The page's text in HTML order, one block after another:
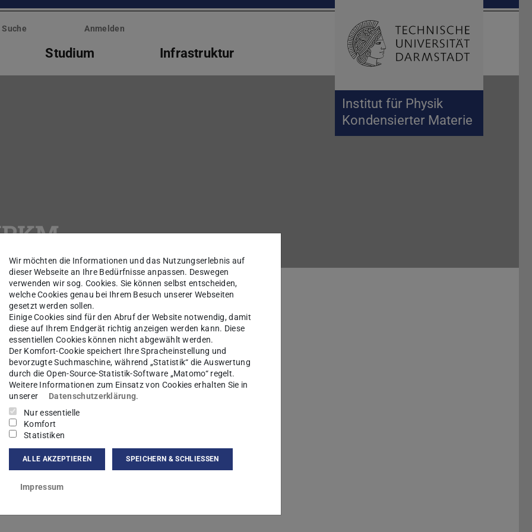
Institut für Physik
Kondensierter Materie
Suche Anmelden
Studium Infrastruktur Suche öffnen
Forschung Mitarbeiter*innen
Phys.Phillipp Gutfreund
Wir möchten die Informationen und das Nutzungserlebnis auf
dieser Webseite an Ihre Bedürfnisse anpassen. Deswegen
verwenden wir sog. Cookies. Sie können selbst entscheiden,
welche Cookies genau bei Ihrem Besuch unserer Webseiten
gesetzt werden sollen.
Einige Cookies sind für den Abruf der Website notwendig, damit
diese auf Ihrem Endgerät richtig anzeigen werden kann. Diese
essentiellen Cookies können nicht abgewählt werden.
Der Komfort-Cookie speichert Ihre Spracheinstellung und
bevorzugte Suchmaschine, während „Statistik“ die Auswertung
durch die Open-Source-Statistik-Software „Matomo“ regelt.
Weitere Informationen zum Einsatz von Cookies erhalten Sie in
unserer
Datenschutzerklärung.
Nur essentielle
Komfort
Statistiken
ALLE AKZEPTIEREN SPEICHERN & SCHLIESSEN
Impressum